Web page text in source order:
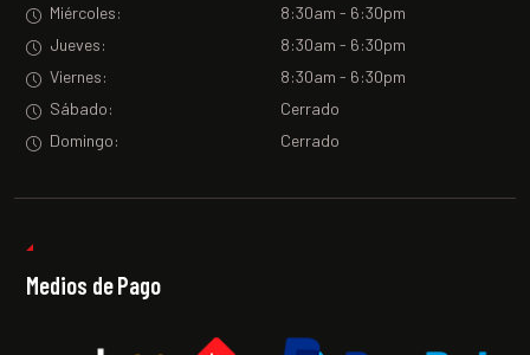
Miércoles:
8:30am - 6:30pm
Jueves:
8:30am - 6:30pm
Viernes:
8:30am - 6:30pm
Sábado:
Cerrado
Domingo:
Cerrado
Medios de Pago